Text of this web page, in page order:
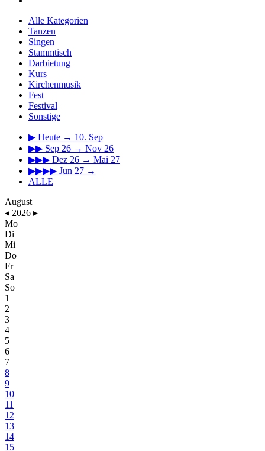
Alle Kategorien
Tanzen
Singen
Stammtisch
Darbietung
Kurs
Kirchenmusik
Fest
Festival
Sonstige
▶ Heute → 10. Sep
▶▶ Sep 26 → Nov 26
▶▶▶ Dez 26 → Mai 27
▶▶▶▶ Jun 27 →
ALLE
August
◂ 2026 ▸
Mo
Di
Mi
Do
Fr
Sa
So
1
2
3
4
5
6
7
8
9
10
11
12
13
14
15